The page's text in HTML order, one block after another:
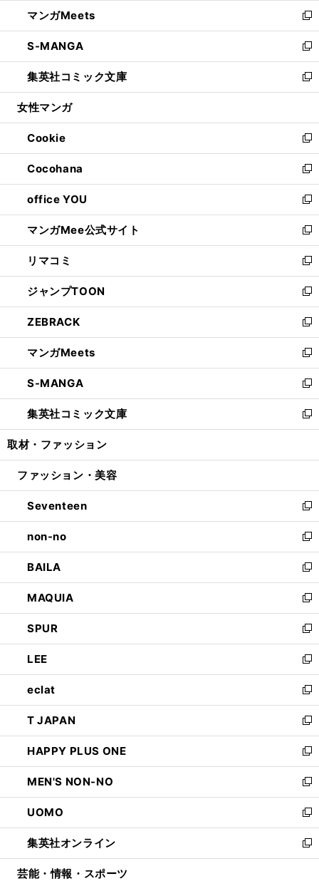
く
で
開
く
ド
ウ
で
開
く
ィ
ン
ド
ウ
で
開
し
い
ウ
ィ
ン
ド
ウ
開
く
マンガMeets
新
し
い
ウ
ィ
ン
ウ
で
開
く
S-MANGA
新
し
い
ウ
ン
ド
ウ
で
開
く
集英社コミック文庫
新
し
ウ
ィ
ン
ド
ウ
で
開
く
女性マンガ
Cookie
新
し
い
ウ
ィ
ン
ド
ウ
で
開
く
Cocohana
新
し
い
ウ
ィ
ン
ド
ウ
で
開
く
office YOU
新
し
い
ウ
ィ
ン
ド
ウ
で
開
く
マンガMee公式サイト
新
し
い
ウ
ィ
ン
ド
ウ
で
開
く
リマコミ
新
し
い
ウ
ィ
ン
ド
ウ
で
開
く
ジャンプTOON
新
し
い
ウ
ィ
ン
ド
ウ
で
開
ZEBRACK
新
し
い
ウ
ィ
ン
ド
ウ
開
マンガMeets
新
し
い
ウ
ィ
ン
ウ
開
く
S-MANGA
新
し
い
ウ
ン
ウ
で
開
く
集英社コミック文庫
新
し
ウ
ン
ド
ウ
で
開
く
取材・ファッション
ファッション・美容
Seventeen
新
し
い
ウ
ィ
ン
ド
ウ
で
開
く
non-no
新
し
い
ウ
ィ
ン
ド
ウ
で
開
く
BAILA
新
し
い
ウ
ィ
ン
ド
ウ
で
開
く
MAQUIA
新
し
い
ウ
ィ
ン
ド
ウ
で
開
く
SPUR
新
し
い
ウ
ィ
ン
ド
ウ
で
開
く
LEE
新
し
い
ウ
ィ
ン
ド
ウ
で
開
く
eclat
新
し
い
ウ
ィ
ン
ド
ウ
で
開
く
T JAPAN
新
し
い
ウ
ィ
ン
ド
ウ
で
開
HAPPY PLUS ONE
新
し
い
ウ
ィ
ン
ド
ウ
MEN'S NON-NO
新
し
い
ウ
ィ
ン
UOMO
新
し
い
ウ
集英社オンライン
新
し
芸能・情報・スポーツ